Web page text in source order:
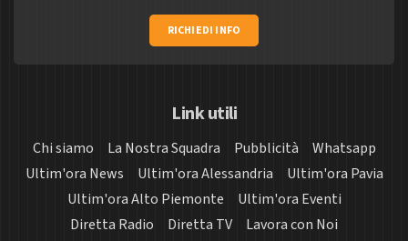
RICHIEDI INFO
Link utili
Chi siamo La Nostra Squadra Pubblicità
Whatsapp
Ultim'ora News
Ultim'ora Alessandria
Ultim'ora Pavia
Ultim'ora Alto Piemonte
Ultim'ora Eventi
Diretta Radio
Diretta TV Lavora con Noi